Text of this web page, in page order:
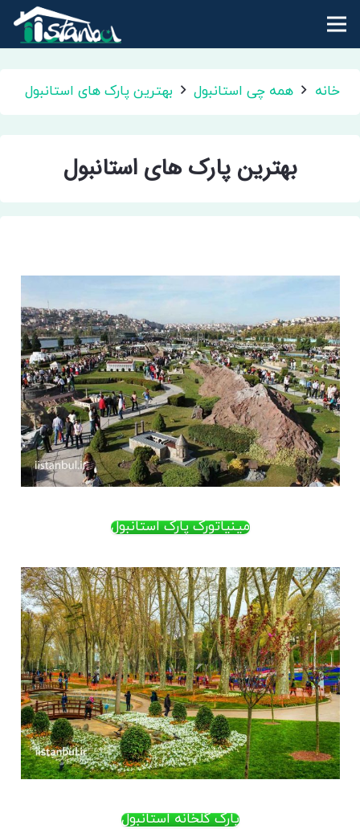
خانه همه چی استانبول بهترین پارک های استانبول
بهترین پارک های استانبول
پارک گلخانه استانبول
مینیاتورک پارک استانبول